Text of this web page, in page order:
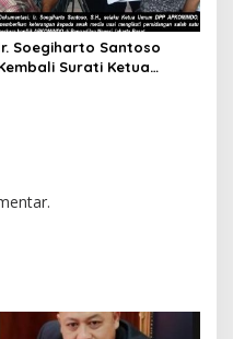
Soegiharto Santoso
Surati Ketua